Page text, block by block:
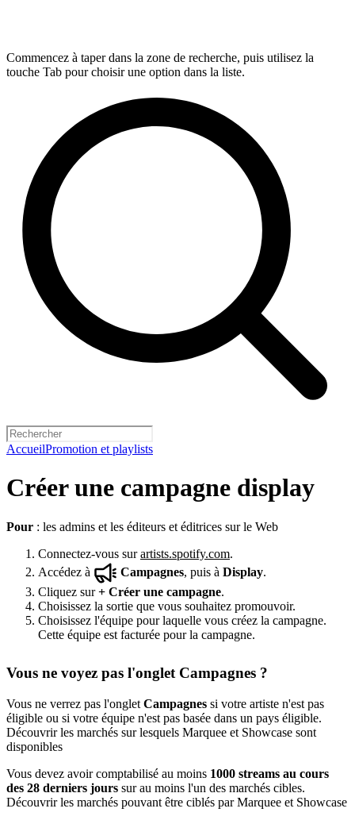
Commencez à taper dans la zone de recherche, puis utilisez la
touche Tab pour choisir une option dans la liste.
AccueilPromotion et playlists
Créer une campagne display
Pour : les admins et les éditeurs et éditrices sur le Web
Connectez-vous surartists.spotify.com.
Accédez à
Campagnes, puis à Display.
Cliquez sur+ Créer une campagne.
Choisissez la sortie que vous souhaitez promouvoir.
Choisissez l'équipe pour laquelle vous créez la campagne.
Cette équipe est facturée pour la campagne.
Vous ne voyez pas l'onglet Campagnes ?
Vous ne verrez pas l'onglet Campagnes si votre artiste n'est pas
éligible ou si votre équipe n'est pas basée dans un pays éligible.
Découvrir les marchés sur lesquels Marquee et Showcase sont
disponibles
Vous devez avoir comptabilisé au moins 1000 streams au cours
des 28 derniers jours sur au moins l'un des marchés cibles.
Découvrir les marchés pouvant être ciblés par Marquee et Showcase